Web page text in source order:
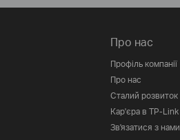
Про нас
Профіль компанії
Про нас
Сталий розвиток
Кар'єра в TP-Link
Зв'язатися з нами